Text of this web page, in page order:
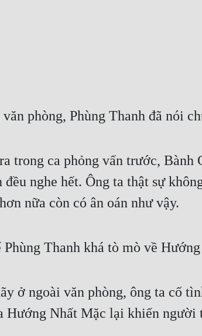
văn phòng, Phùng Thanh đã nói
trong ca phỏng vấn trước,
đều nghe hết. Ông ta thật sự
nữa còn có ân oán như vậy.
Thanh khá tò mò về
ở ngoài văn phòng, ông ta cố
Hướng Nhất Mặc lại khiến người